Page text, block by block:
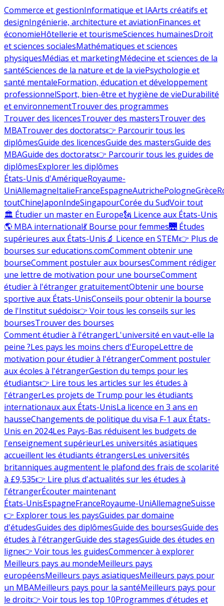
Commerce et gestionInformatique et IAArts créatifs et
designIngénierie, architecture et aviationFinances et
économieHôtellerie et tourismeSciences humainesDroit
et sciences socialesMathématiques et sciences
physiquesMédias et marketingMédecine et sciences de la
santéSciences de la nature et de la viePsychologie et
santé mentaleFormation, éducation et développement
professionnelSport, bien-être et hygiène de vieDurabilité
et environnementTrouver des programmes
Trouver des licencesTrouver des mastersTrouver des
MBATrouver des doctorats👉 Parcourir tous les
diplômesGuide des licencesGuide des mastersGuide des
MBAGuide des doctorats👉 Parcourir tous les guides de
diplômesExplorer les diplômes
États-Unis d'AmériqueRoyaume-
UniAllemagneItalieFranceEspagneAutrichePologneGrèce
toutChineJaponIndeSingapourCorée du SudVoir tout
🏛 Étudier un master en Europe🗽 Licence aux États-Unis
🌎 MBA international💃 Bourse pour femmes🌉 Études
supérieures aux États-Unis🔬 Licence en STEM👉 Plus de
bourses sur educations.comComment obtenir une
bourseComment postuler aux boursesComment rédiger
une lettre de motivation pour une bourseComment
étudier à l'étranger gratuitementObtenir une bourse
sportive aux États-UnisConseils pour obtenir la bourse
de l'Institut suédois👉 Voir tous les conseils sur les
boursesTrouver des bourses
Comment étudier à l'étrangerL'université en vaut-elle la
peine ?Les pays les moins chers d'EuropeLettre de
motivation pour étudier à l'étrangerComment postuler
aux écoles à l'étrangerGestion du temps pour les
étudiants👉 Lire tous les articles sur les études à
l'étrangerLes projets de Trump pour les étudiants
internationaux aux États-UnisLa licence en 3 ans en
hausseChangements de politique du visa F-1 aux États-
Unis en 2024Les Pays-Bas réduisent les budgets de
l'enseignement supérieurLes universités asiatiques
accueillent les étudiants étrangersLes universités
britanniques augmentent le plafond des frais de scolarité
à £9,535👉 Lire plus d'actualités sur les études à
l'étrangerÉcouter maintenant
États-UnisEspagneFranceRoyaume-UniAllemagneSuisse
👉 Explorer tous les paysGuides par domaine
d'étudesGuides des diplômesGuide des boursesGuide des
études à l'étrangerGuide des stagesGuide des études en
ligne👉 Voir tous les guidesCommencer à explorer
Meilleurs pays au mondeMeilleurs pays
européensMeilleurs pays asiatiquesMeilleurs pays pour
un MBAMeilleurs pays pour la santéMeilleurs pays pour
le droit👉 Voir tous les top 10Programmes d'études et